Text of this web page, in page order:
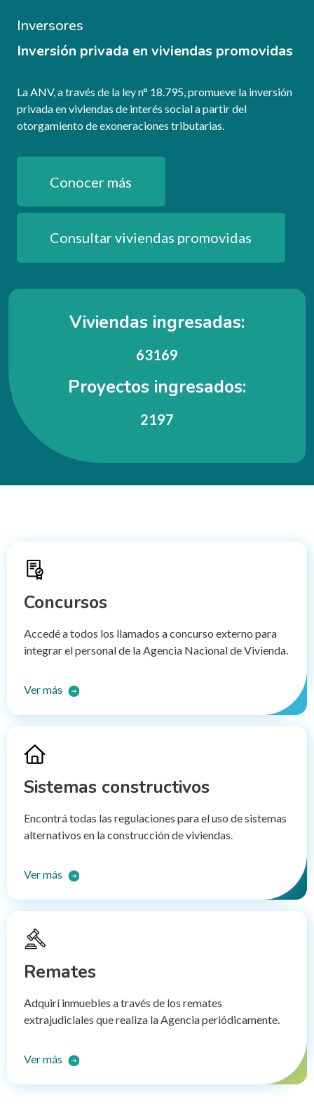
Inversores
Inversión privada en viviendas promovidas
La ANV, a través de la ley n° 18.795, promueve la inversión
privada en viviendas de interés social a partir del
otorgamiento de exoneraciones tributarias.
Conocer más
Consultar viviendas promovidas
Viviendas ingresadas:
63169
Proyectos ingresados:
2197
Concursos
Accedé a todos los llamados a concurso externo para
integrar el personal de la Agencia Nacional de Vivienda.
Ver más
Sistemas constructivos
Encontrá todas las regulaciones para el uso de sistemas
alternativos en la construcción de viviendas.
Ver más
Remates
Adquirí inmuebles a través de los remates
extrajudiciales que realiza la Agencia periódicamente.
Ver más